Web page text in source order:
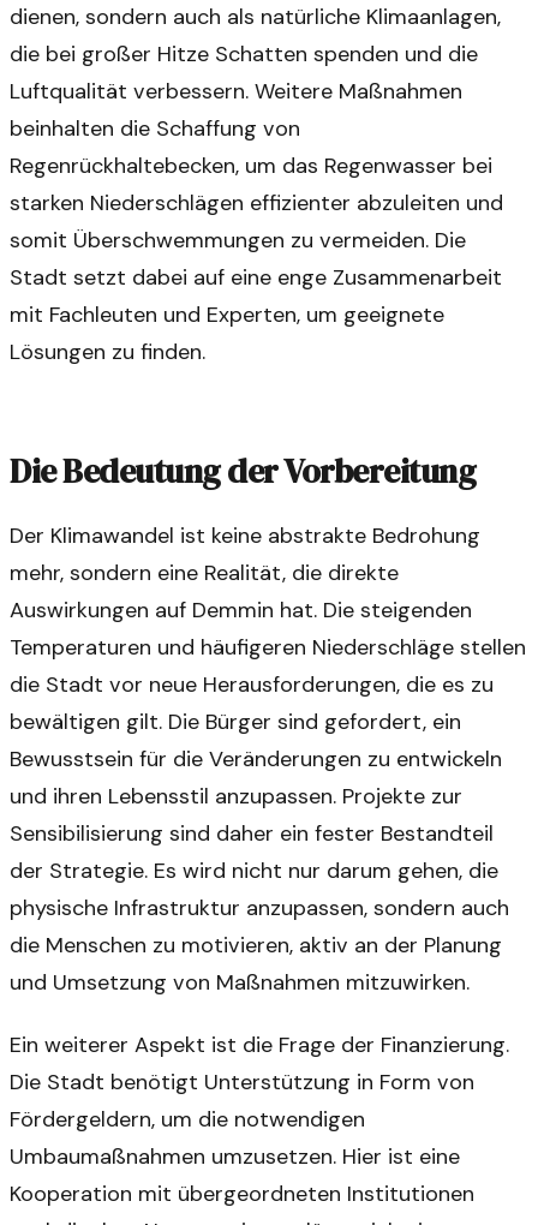
dienen, sondern auch als natürliche Klimaanlagen,
die bei großer Hitze Schatten spenden und die
Luftqualität verbessern. Weitere Maßnahmen
beinhalten die Schaffung von
Regenrückhaltebecken, um das Regenwasser bei
starken Niederschlägen effizienter abzuleiten und
somit Überschwemmungen zu vermeiden. Die
Stadt setzt dabei auf eine enge Zusammenarbeit
mit Fachleuten und Experten, um geeignete
Lösungen zu finden.
Die Bedeutung der Vorbereitung
Der Klimawandel ist keine abstrakte Bedrohung
mehr, sondern eine Realität, die direkte
Auswirkungen auf Demmin hat. Die steigenden
Temperaturen und häufigeren Niederschläge stellen
die Stadt vor neue Herausforderungen, die es zu
bewältigen gilt. Die Bürger sind gefordert, ein
Bewusstsein für die Veränderungen zu entwickeln
und ihren Lebensstil anzupassen. Projekte zur
Sensibilisierung sind daher ein fester Bestandteil
der Strategie. Es wird nicht nur darum gehen, die
physische Infrastruktur anzupassen, sondern auch
die Menschen zu motivieren, aktiv an der Planung
und Umsetzung von Maßnahmen mitzuwirken.
Ein weiterer Aspekt ist die Frage der Finanzierung.
Die Stadt benötigt Unterstützung in Form von
Fördergeldern, um die notwendigen
Umbaumaßnahmen umzusetzen. Hier ist eine
Kooperation mit übergeordneten Institutionen